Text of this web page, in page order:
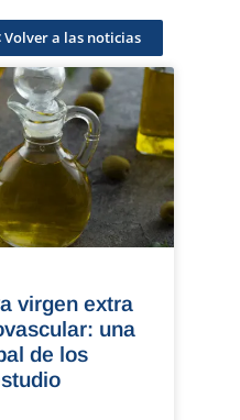
Volver a las noticias
virgen extra
una
de los